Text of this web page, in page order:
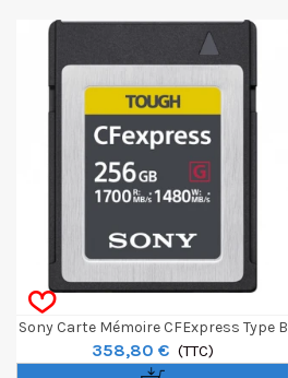
Sony Carte Mémoire CFExpress Type B
TOUGH 256GB
358,80 € (TTC)